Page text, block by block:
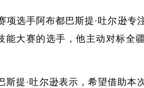
选手阿布都巴斯提·吐尔逊专
大赛的选手，他主动对标全
提·吐尔逊表示，希望借助本